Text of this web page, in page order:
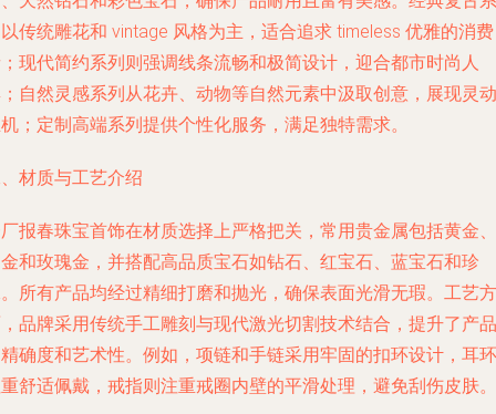
传统雕花和 vintage 风格为主，适合追求 timeless 优雅的消费
现代简约系列则强调线条流畅和极简设计，迎合都市时尚人
自然灵感系列从花卉、动物等自然元素中汲取创意，展现灵动
；定制高端系列提供个性化服务，满足独特需求。
材质与工艺介绍
报春珠宝首饰在材质选择上严格把关，常用贵金属包括黄金、
和玫瑰金，并搭配高品质宝石如钻石、红宝石、蓝宝石和珍
所有产品均经过精细打磨和抛光，确保表面光滑无瑕。工艺方
品牌采用传统手工雕刻与现代激光切割技术结合，提升了产品
确度和艺术性。例如，项链和手链采用牢固的扣环设计，耳环
舒适佩戴，戒指则注重戒圈内壁的平滑处理，避免刮伤皮肤。